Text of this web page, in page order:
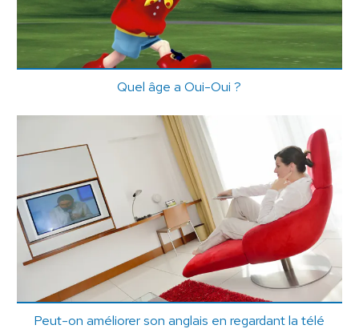
Quel âge a Oui-Oui ?
Peut-on améliorer son anglais en regardant la télé